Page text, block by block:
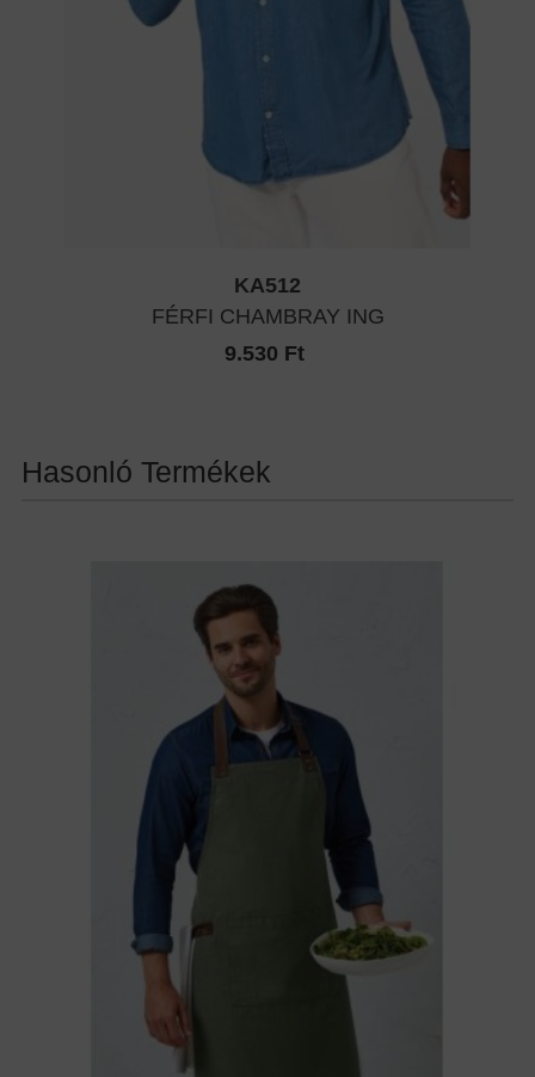
KA512
FÉRFI CHAMBRAY ING
9.530 Ft
Hasonló Termékek